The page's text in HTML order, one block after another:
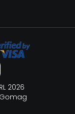
2026